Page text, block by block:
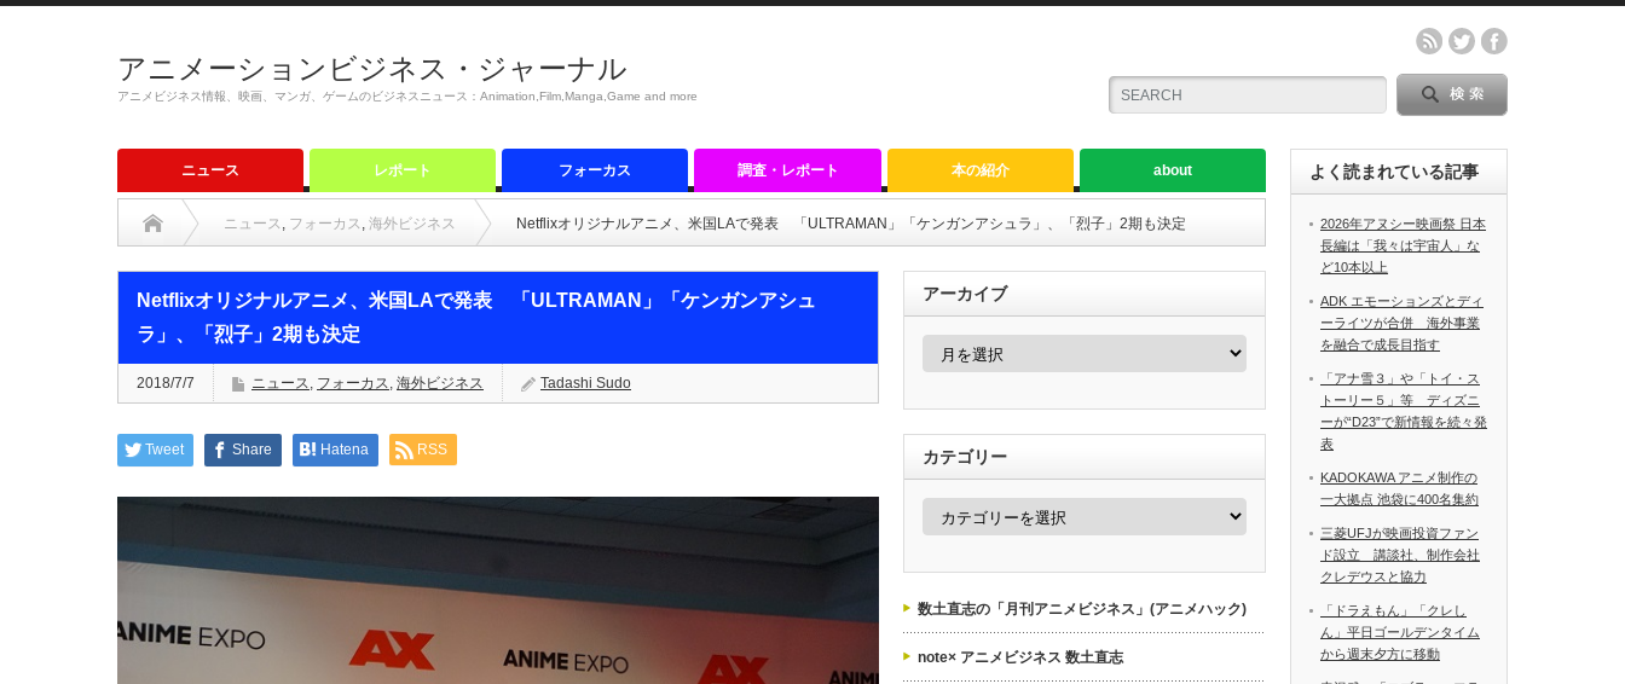
アニメーションビジネス・ジャーナル
アニメビジネス情報、映画、マンガ、ゲームのビジネスニュース：Animation,Film,Manga,Game and more
ニュース レポート フォーカス 調査・レポート 本の紹介 about
ニュース, フォーカス, 海外ビジネス Netflixオリジナルアニメ、米国LAで発表 「ULTRAMAN」「ケンガンアシュラ」、「烈子」2期も決定
Netflixオリジナルアニメ、米国LAで発表 「ULTRAMAN」「ケンガンアシュ
ラ」、「烈子」2期も決定
2018/7/7 ニュース, フォーカス, 海外ビジネス Tadashi Sudo
Tweet Share Hatena RSS
アーカイブ
ア
ブ
カテゴリー
カ
ー
数土直志の「月刊アニメビジネス」(アニメハック)
note× アニメビジネス 数土直志
よく読まれている記事
2026年アヌシー映画祭 日本
長編は「我々は宇宙人」な
ど10本以上
ADK エモーションズとディ
ーライツが合併 海外事業
を融合で成長目指す
「アナ雪３」や「トイ・ス
トーリー５」等 ディズニ
ーが“D23”で新情報を続々発
表
KADOKAWA アニメ制作の
一大拠点 池袋に400名集約
三菱UFJが映画投資ファン
ド設立 講談社、制作会社
クレデウスと協力
「ドラえもん」「クレし
ん」平日ゴールデンタイム
から週末夕方に移動